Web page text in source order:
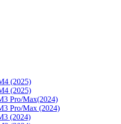
(2025)
(2025)
Pro/Max(2024)
Pro/Max (2024)
(2024)